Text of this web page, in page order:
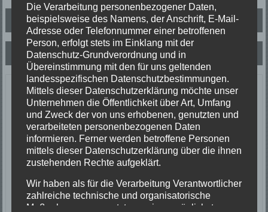
Beitragsnavigation
Mündliche Alamierung
B2 Zimmerbrand
Letzte Einsätze
ABC-1, Ölspur klein
23/06/2026
Ölspur
Einsatzort: Oberprechtal
TH 2 Absicherung Verkehrsunfall
20/06/2026
Verkehrsunfall
Einsatzort: Prechtal Talstraße
Die Verarbeitung personenbezogener Daten,
beispielsweise des Namens, der Anschrift, E-Mail-
Adresse oder Telefonnummer einer betroffenen
Person, erfolgt stets im Einklang mit der
Datenschutz-Grundverordnung und in
Übereinstimmung mit den für uns geltenden
landesspezifischen Datenschutzbestimmungen.
Mittels dieser Datenschutzerklärung möchte unser
Unternehmen die Öffentlichkeit über Art, Umfang
und Zweck der von uns erhobenen, genutzten und
verarbeiteten personenbezogenen Daten
informieren. Ferner werden betroffene Personen
mittels dieser Datenschutzerklärung über die ihnen
zustehenden Rechte aufgeklärt.
Wir haben als für die Verarbeitung Verantwortlicher
zahlreiche technische und organisatorische
Maßnahmen umgesetzt, um einen möglichst